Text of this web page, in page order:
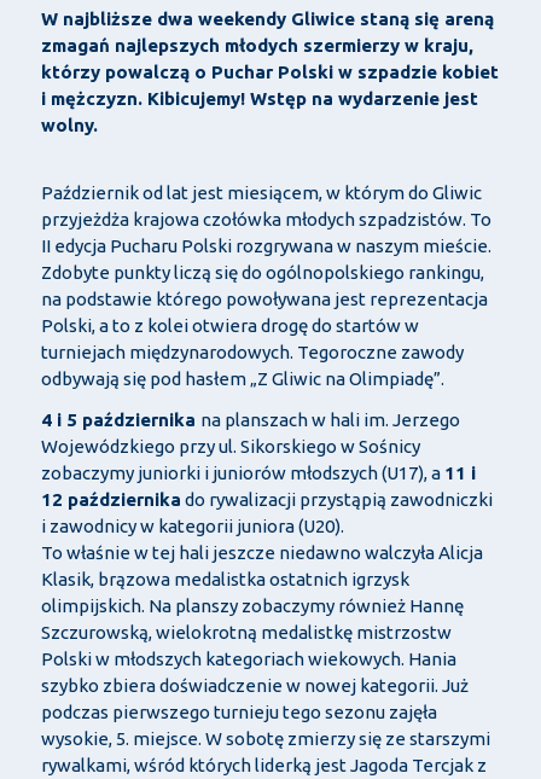
W najbliższe dwa weekendy Gliwice staną się areną
zmagań najlepszych młodych szermierzy w kraju,
którzy powalczą o Puchar Polski w szpadzie kobiet
i mężczyzn. Kibicujemy! Wstęp na wydarzenie jest
wolny.
Październik od lat jest miesiącem, w którym do Gliwic
przyjeżdża krajowa czołówka młodych szpadzistów. To
II edycja Pucharu Polski rozgrywana w naszym mieście.
Zdobyte punkty liczą się do ogólnopolskiego rankingu,
na podstawie którego powoływana jest reprezentacja
Polski, a to z kolei otwiera drogę do startów w
turniejach międzynarodowych. Tegoroczne zawody
odbywają się pod hasłem „Z Gliwic na Olimpiadę”.
4 i 5 października na planszach w hali im. Jerzego
Wojewódzkiego przy ul. Sikorskiego w Sośnicy
zobaczymy juniorki i juniorów młodszych (U17), a 11 i
12 października do rywalizacji przystąpią zawodniczki
i zawodnicy w kategorii juniora (U20).
To właśnie w tej hali jeszcze niedawno walczyła Alicja
Klasik, brązowa medalistka ostatnich igrzysk
olimpijskich. Na planszy zobaczymy również Hannę
Szczurowską, wielokrotną medalistkę mistrzostw
Polski w młodszych kategoriach wiekowych. Hania
szybko zbiera doświadczenie w nowej kategorii. Już
podczas pierwszego turnieju tego sezonu zajęła
wysokie, 5. miejsce. W sobotę zmierzy się ze starszymi
rywalkami, wśród których liderką jest Jagoda Tercjak z